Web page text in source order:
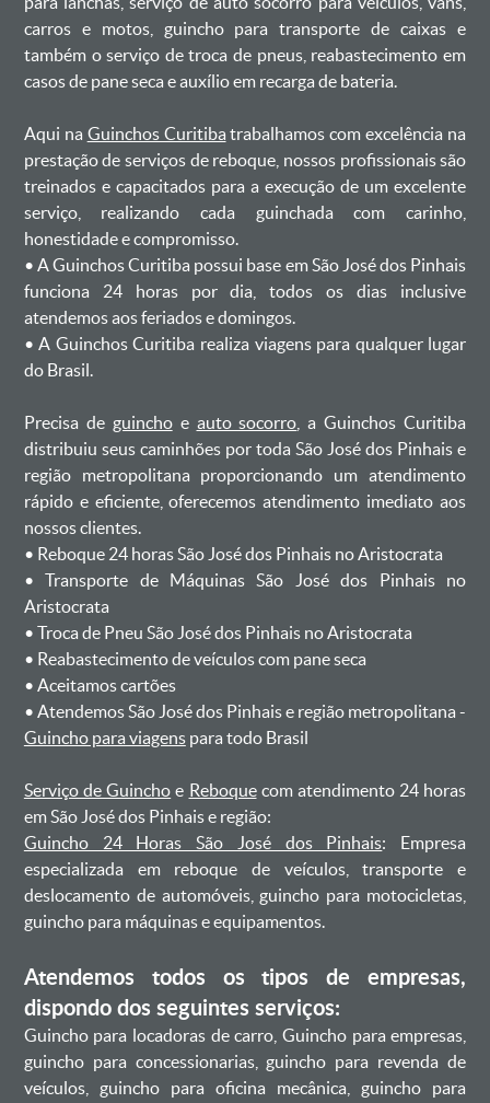
carros e motos, guincho para transporte de caixas e
também o serviço de troca de pneus, reabastecimento em
casos de pane seca e auxílio em recarga de bateria. ㅤㅤ
Aqui na Guinchos Curitiba trabalhamos com excelência na
prestação de serviços de reboque, nossos profissionais são
treinados e capacitados para a execução de um excelente
serviço, realizando cada guinchada com carinho,
honestidade e compromisso.
ㅤㅤ• A Guinchos Curitiba possui base em São José dos Pinhais
funciona 24 horas por dia, todos os dias inclusive
atendemos aos feriados e domingos.
ㅤㅤ• A Guinchos Curitiba realiza viagens para qualquer lugar
do Brasil.
Precisa de guinchoe auto socorro , a Guinchos Curitiba
distribuiu seus caminhões por toda São José dos Pinhais e
região metropolitana proporcionando um atendimento
rápido e eficiente, oferecemos atendimento imediato aos
nossos clientes.
ㅤㅤ• Reboque 24 horas São José dos Pinhais no Aristocrata
ㅤㅤ• Transporte de Máquinas São José dos Pinhais no
Aristocrata
ㅤㅤ• Troca de Pneu São José dos Pinhais no Aristocrata
ㅤㅤ• Reabastecimento de veículos com pane seca
ㅤㅤ• Aceitamos cartões
ㅤㅤ• Atendemos São José dos Pinhais e região metropolitana -
Guincho para viagenspara todo Brasil
Serviço de Guincho e Reboquecom atendimento 24 horas
em São José dos Pinhais e região:
Guincho 24 Horas São José dos Pinhais: Empresa
especializada em reboque de veículos, transporte e
deslocamento de automóveis, guincho para motocicletas,
guincho para máquinas e equipamentos.
Atendemos todos os tipos de empresas,
dispondo dos seguintes serviços:
Guincho para locadoras de carro, Guincho para empresas,
guincho para concessionarias, guincho para revenda de
veículos, guincho para oficina mecânica, guincho para